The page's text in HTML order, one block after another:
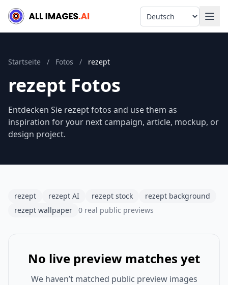
Language
Startseite / Fotos / rezept
rezept Fotos
Entdecken Sie rezept fotos and use them as
inspiration for your next campaign, article, mockup, or
design project.
rezept rezept AI rezept stock
rezept background
rezept wallpaper
0 real public previews
No live preview matches yet
We haven’t matched public preview images